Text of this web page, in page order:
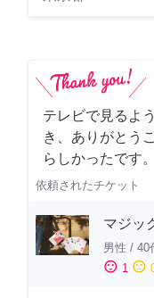
テレビで見るよ
き、ありがとう
らしかったです。
依頼されたチケット
マジッ
男性 / 40
sentiment_satisfied 1 sentiment_neutral